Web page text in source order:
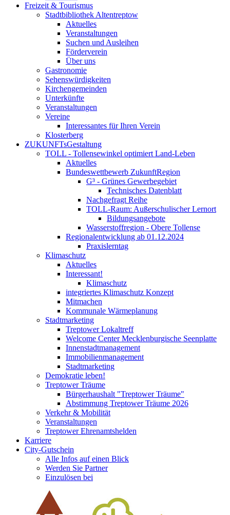
Freizeit & Tourismus
Stadtbibliothek Altentreptow
Aktuelles
Veranstaltungen
Suchen und Ausleihen
Förderverein
Über uns
Gastronomie
Sehenswürdigkeiten
Kirchengemeinden
Unterkünfte
Veranstaltungen
Vereine
Interessantes für Ihren Verein
Klosterberg
ZUKUNFTsGestaltung
TOLL - Tollensewinkel optimiert Land-Leben
Aktuelles
Bundeswettbewerb ZukunftRegion
G³ - Grünes Gewerbegebiet
Technisches Datenblatt
Nachgefragt Reihe
TOLL-Raum: Außerschulischer Lernort
Bildungsangebote
Wasserstoffregion - Obere Tollense
Regionalentwicklung ab 01.12.2024
Praxislerntag
Klimaschutz
Aktuelles
Interessant!
Klimaschutz
integriertes Klimaschutz Konzept
Mitmachen
Kommunale Wärmeplanung
Stadtmarketing
Treptower Lokaltreff
Welcome Center Mecklenburgische Seenplatte
Innenstadtmanagement
Immobilienmanagement
Stadtmarketing
Demokratie leben!
Treptower Träume
Bürgerhaushalt "Treptower Träume"
Abstimmung Treptower Träume 2026
Verkehr & Mobilität
Veranstaltungen
Treptower Ehrenamtshelden
Karriere
City-Gutschein
Alle Infos auf einen Blick
Werden Sie Partner
Einzulösen bei